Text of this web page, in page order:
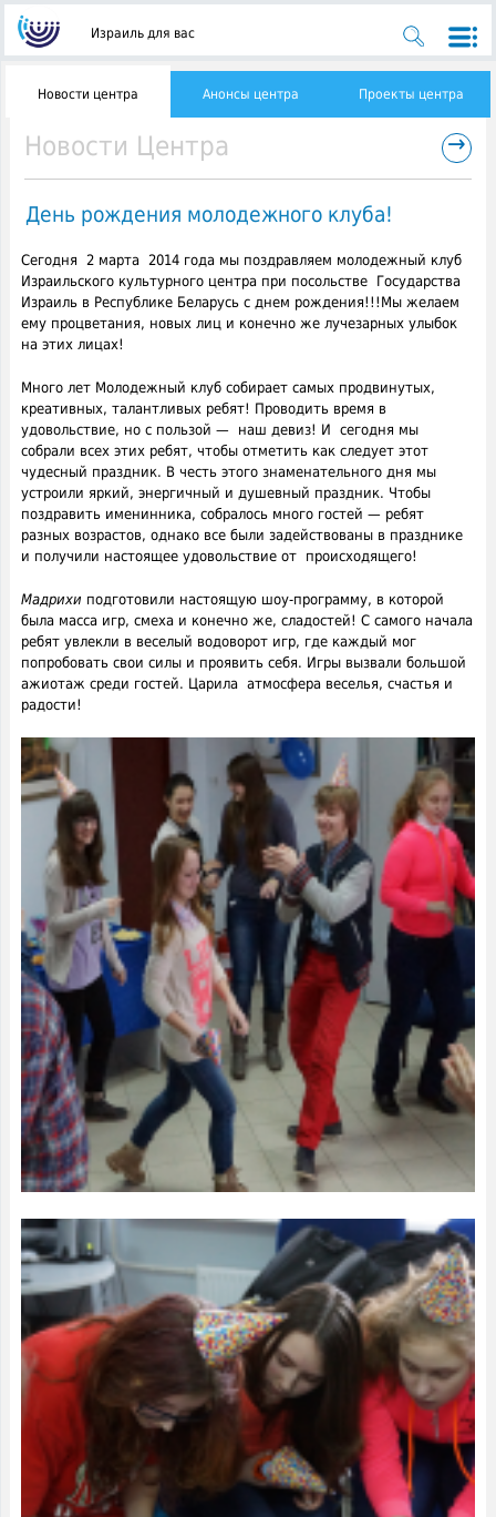
Израиль для вас
Новости центра Анонсы центра Проекты центра
Новости Центра →
День рождения молодежного клуба!
Сегодня 2 марта 2014 года мы поздравляем молодежный клуб
Израильского культурного центра при посольстве Государства
Израиль в Республике Беларусь с днем рождения!!! Мы желаем
ему процветания, новых лиц и конечно же лучезарных улыбок
на этих лицах!
Много лет Молодежный клуб собирает самых продвинутых,
креативных, талантливых ребят! Проводить время в
удовольствие, но с пользой — наш девиз! И сегодня мы
собрали всех этих ребят, чтобы отметить как следует этот
чудесный праздник. В честь этого знаменательного дня мы
устроили яркий, энергичный и душевный праздник. Чтобы
поздравить именинника, собралось много гостей — ребят
разных возрастов, однако все были задействованы в празднике
и получили настоящее удовольствие от происходящего!
Мадрихи подготовили настоящую шоу-программу, в которой
была масса игр, смеха и конечно же, сладостей! С самого начала
ребят увлекли в веселый водоворот игр, где каждый мог
попробовать свои силы и проявить себя. Игры вызвали большой
ажиотаж среди гостей. Царила атмосфера веселья, счастья и
радости!